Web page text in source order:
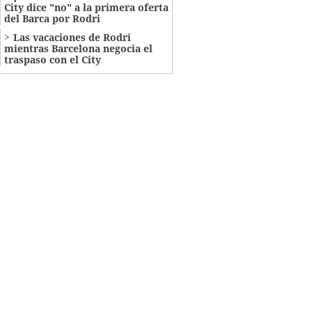
City dice "no" a la primera oferta
del Barca por Rodri
Las vacaciones de Rodri
mientras Barcelona negocia el
traspaso con el City